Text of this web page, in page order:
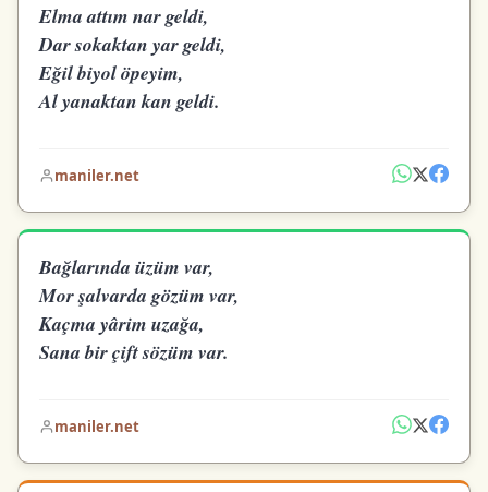
Elma attım nar geldi,
Dar sokaktan yar geldi,
Eğil biyol öpeyim,
Al yanaktan kan geldi.
maniler.net
Bağlarında üzüm var,
Mor şalvarda gözüm var,
Kaçma yârim uzağa,
Sana bir çift sözüm var.
maniler.net